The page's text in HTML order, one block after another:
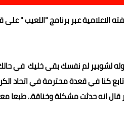
عبر برنامج "اللعيب " على
لشوبير لم نفسك بقى خليك في حالك
كنا في قعدة محترمة في اتحاد
انه حدثت مشكلة وخناقة.. طبعا